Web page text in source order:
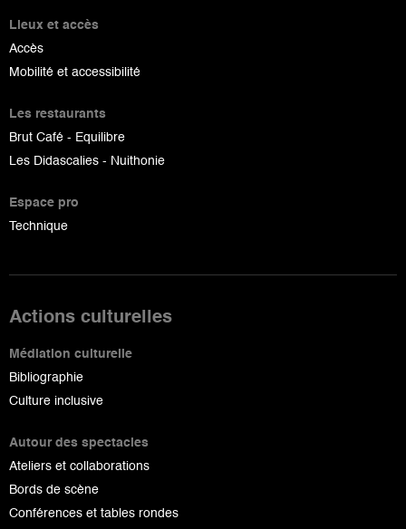
Lieux et accès
Accès
Mobilité et accessibilité
Les restaurants
Brut Café - Equilibre
Les Didascalies - Nuithonie
Espace pro
Technique
Actions culturelles
Médiation culturelle
Bibliographie
Culture inclusive
Autour des spectacles
Ateliers et collaborations
Bords de scène
Conférences et tables rondes